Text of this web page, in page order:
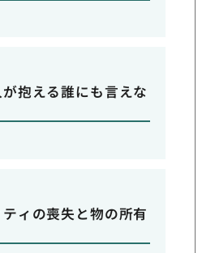
抱える誰にも言えな
ィの喪失と物の所有